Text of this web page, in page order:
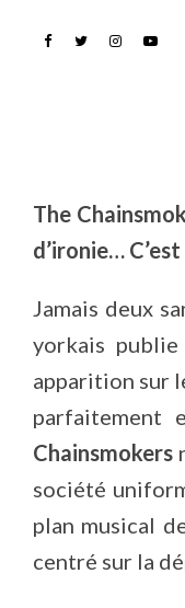
The
d’ironie…
Jamais deux
yorkais publie
apparition sur
parfaitement
Chainsmokers
société
plan musical
centré sur la